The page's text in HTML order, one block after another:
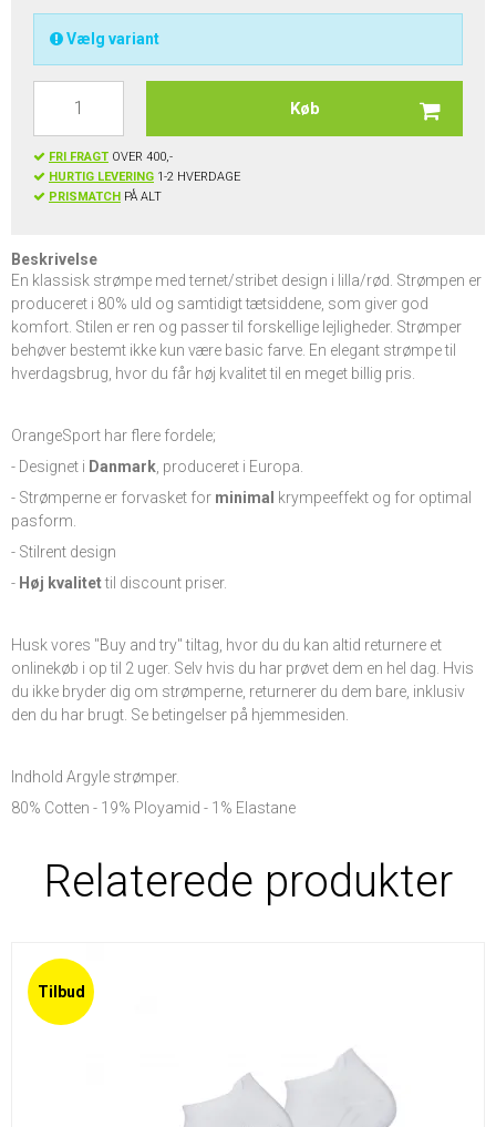
Vælg variant
Køb
FRI FRAGT OVER 400,-
HURTIG LEVERING 1-2 HVERDAGE
PRISMATCH PÅ ALT
Beskrivelse
En klassisk strømpe med ternet/stribet design i lilla/rød. Strømpen er
produceret i 80% uld og samtidigt tætsiddene, som giver god
komfort. Stilen er ren og passer til forskellige lejligheder. Strømper
behøver bestemt ikke kun være basic farve. En elegant strømpe til
hverdagsbrug, hvor du får høj kvalitet til en meget billig pris.
OrangeSport har flere fordele;
- Designet i Danmark , produceret i Europa.
- Strømperne er forvasket for minimal krympeeffekt og for optimal
pasform.
- Stilrent design
- Høj kvalitettil discount priser.
Husk vores "Buy and try" tiltag, hvor du du kan altid returnere et
onlinekøb i op til 2 uger. Selv hvis du har prøvet dem en hel dag. Hvis
du ikke bryder dig om strømperne, returnerer du dem bare, inklusiv
den du har brugt. Se betingelser på hjemmesiden.
Indhold Argyle strømper.
80% Cotten - 19% Ployamid - 1% Elastane
Relaterede produkter
Tilbud